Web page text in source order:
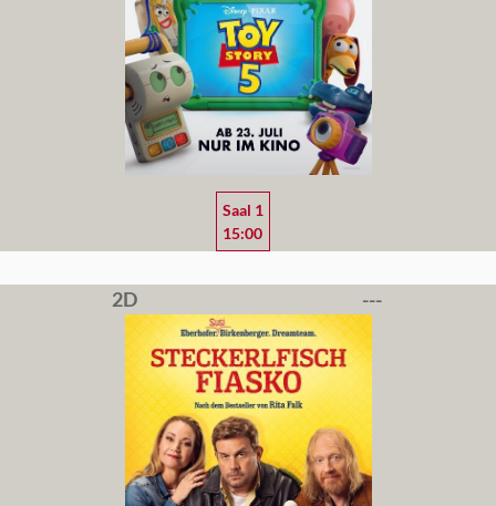
Saal 1
15:00
2D ---